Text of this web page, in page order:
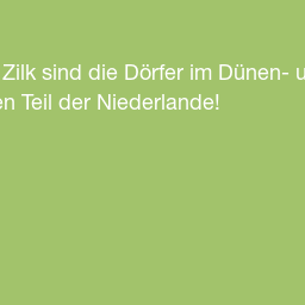
sind die Dörfer im Dünen-
Teil der Niederlande!